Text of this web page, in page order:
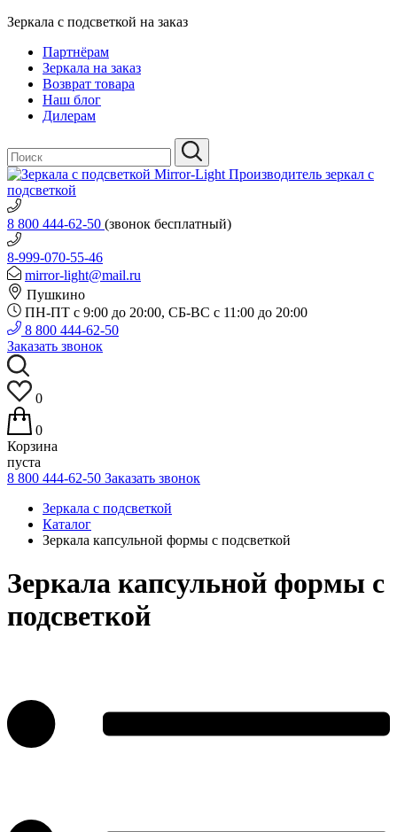
Зеркала с подсветкой на заказ
Партнёрам
Зеркала на заказ
Возврат товара
Наш блог
Дилерам
Производитель зеркал с
подсветкой
8 800 444-62-50 (звонок бесплатный)
8-999-070-55-46
mirror-light@mail.ru
Пушкино
ПН-ПТ с 9:00 до 20:00, СБ-ВС с 11:00 до 20:00
8 800 444-62-50
Заказать звонок
0
0
Корзина
пуста
8 800 444-62-50 Заказать звонок
Зеркала с подсветкой
Каталог
Зеркала капсульной формы с подсветкой
Зеркала капсульной формы с
подсветкой